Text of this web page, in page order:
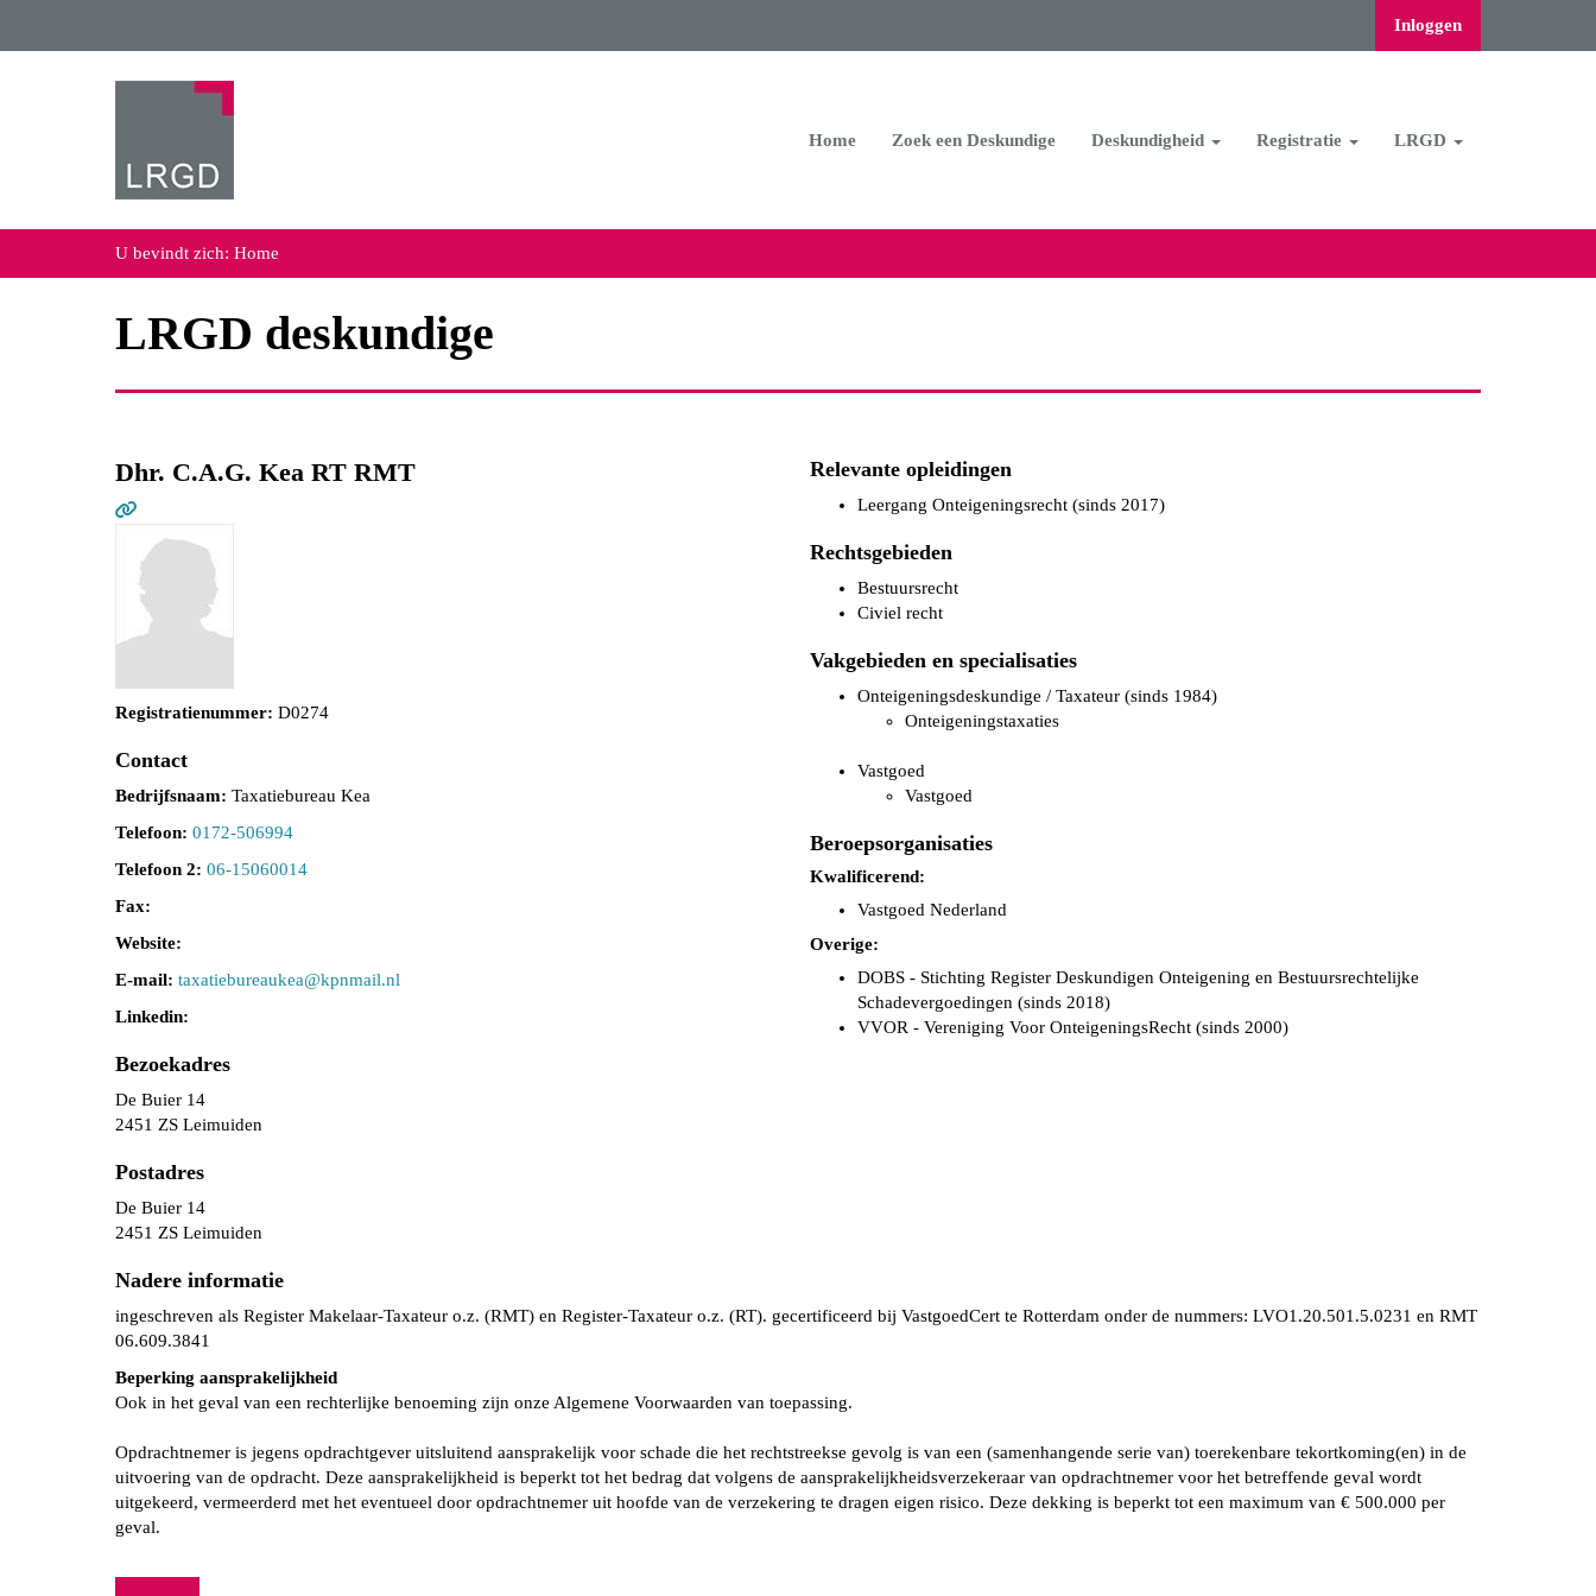
Inloggen
Home Zoek een Deskundige Deskundigheid Registratie LRGD
U bevindt zich: Home
LRGD deskundige
Dhr. C.A.G. Kea RT RMT
Registratienummer: D0274
Contact
Bedrijfsnaam: Taxatiebureau Kea
Telefoon: 0172-506994
Telefoon 2: 06-15060014
Fax:
Website:
E-mail: aekuaerubeitaxat@kpnmail.nl
Linkedin:
Bezoekadres
De Buier 14
2451 ZS Leimuiden
Postadres
De Buier 14
2451 ZS Leimuiden
Relevante opleidingen
Leergang Onteigeningsrecht (sinds 2017)
Rechtsgebieden
Bestuursrecht
Civiel recht
Vakgebieden en specialisaties
Onteigeningsdeskundige / Taxateur (sinds 1984)
Onteigeningstaxaties
Vastgoed
Vastgoed
Beroepsorganisaties
Kwalificerend:
Vastgoed Nederland
Overige:
DOBS - Stichting Register Deskundigen Onteigening en Bestuursrechtelijke
Schadevergoedingen (sinds 2018)
VVOR - Vereniging Voor OnteigeningsRecht (sinds 2000)
Nadere informatie
ingeschreven als Register Makelaar-Taxateur o.z. (RMT) en Register-Taxateur o.z. (RT). gecertificeerd bij VastgoedCert te Rotterdam onder de nummers: LVO1.20.501.5.0231 en RMT
06.609.3841
Beperking aansprakelijkheid
Ook in het geval van een rechterlijke benoeming zijn onze Algemene Voorwaarden van toepassing.
Opdrachtnemer is jegens opdrachtgever uitsluitend aansprakelijk voor schade die het rechtstreekse gevolg is van een (samenhangende serie van) toerekenbare tekortkoming(en) in de
uitvoering van de opdracht. Deze aansprakelijkheid is beperkt tot het bedrag dat volgens de aansprakelijkheidsverzekeraar van opdrachtnemer voor het betreffende geval wordt
uitgekeerd, vermeerderd met het eventueel door opdrachtnemer uit hoofde van de verzekering te dragen eigen risico. Deze dekking is beperkt tot een maximum van € 500.000 per
geval.